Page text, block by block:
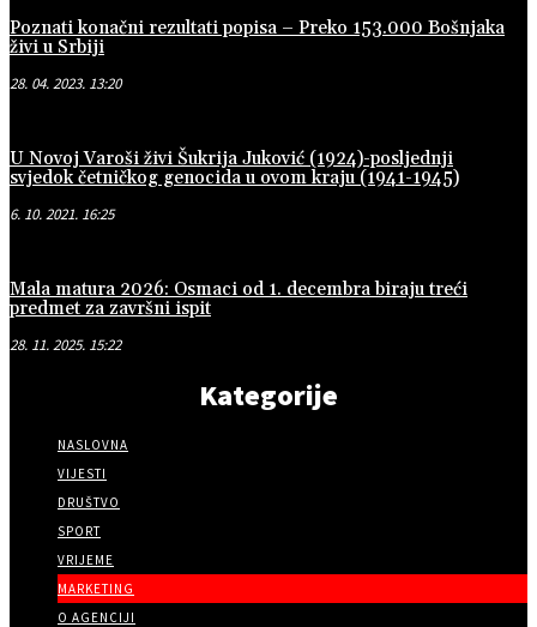
Poznati konačni rezultati popisa – Preko 153.000 Bošnjaka
živi u Srbiji
28. 04. 2023. 13:20
U Novoj Varoši živi Šukrija Juković (1924)-posljednji
svjedok četničkog genocida u ovom kraju (1941-1945)
6. 10. 2021. 16:25
Mala matura 2026: Osmaci od 1. decembra biraju treći
predmet za završni ispit
28. 11. 2025. 15:22
Kategorije
NASLOVNA
VIJESTI
DRUŠTVO
SPORT
VRIJEME
MARKETING
O AGENCIJI